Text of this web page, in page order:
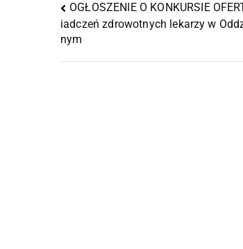
OGŁOSZENIE O KONKURSIE
iadczeń zdrowotnych lekarzy w
nym